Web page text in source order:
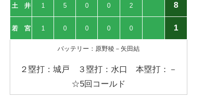
土 井 1 5 0 0 2 8
若 宮 1 0 0 0 0 1
バッテリー：原野稜－矢田結
２塁打：城戸 ３塁打：水口 本塁打：－
☆5回コールド